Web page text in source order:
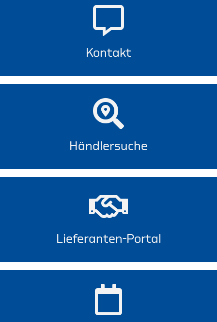
Kontakt
Händlersuche
Lieferanten-Portal